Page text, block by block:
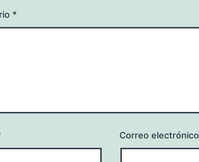
*
Correo electrónico